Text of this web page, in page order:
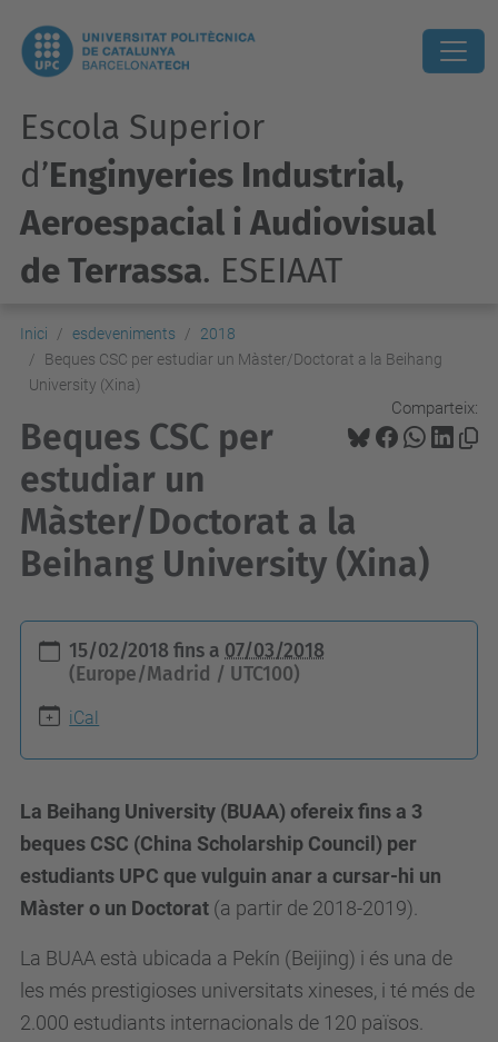
Escola Superior
d’Enginyeries Industrial,
Aeroespacial i Audiovisual
de Terrassa. ESEIAAT
Inici esdeveniments
2018
Beques CSC per estudiar un Màster/Doctorat a la Beihang
University (Xina)
Comparteix:
Beques CSC per
estudiar un
Màster/Doctorat a la
Beihang University (Xina)
s
e
a
15/02/2018fins a 07/03/2018
(Europe/Madrid / UTC100)
iCal
La Beihang University (BUAA) ofereix fins a 3
beques CSC (China Scholarship Council) per
estudiants UPC que vulguin anar a cursar-hi un
Màster o un Doctorat (a partir de 2018-2019).
La BUAA està ubicada a Pekín (Beijing) i és una de
les més prestigioses universitats xineses, i té més de
2.000 estudiants internacionals de 120 països.